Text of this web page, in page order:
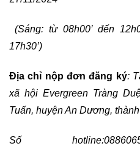
(Sáng: từ 08h00’ đến
17h30’)
Địa chỉ nộp đơn đăng ký:
xã hội Evergreen Tràng
Tuấn, huyện An Dương,
Số